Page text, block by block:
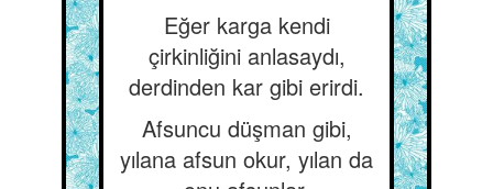
Eğer karga kendi
çirkinliğini anlasaydı,
derdinden kar gibi erirdi.
Afsuncu düşman gibi,
yılana afsun okur, yılan da